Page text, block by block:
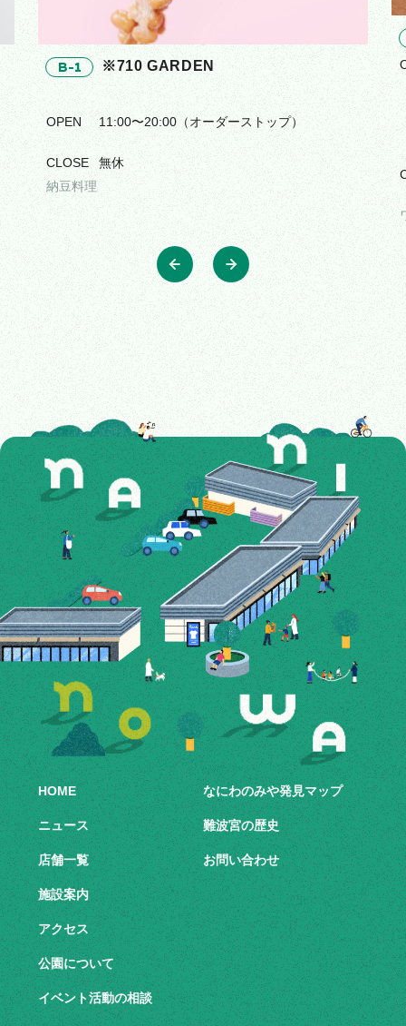
B-1 ※710 GARDEN
OPEN 11:00〜20:00（オーダーストップ）
CLOSE
無休
納豆料理
HOME
ニュース
店舗一覧
施設案内
アクセス
公園について
イベント活動の相談
なにわのみや発見マップ
難波宮の歴史
お問い合わせ